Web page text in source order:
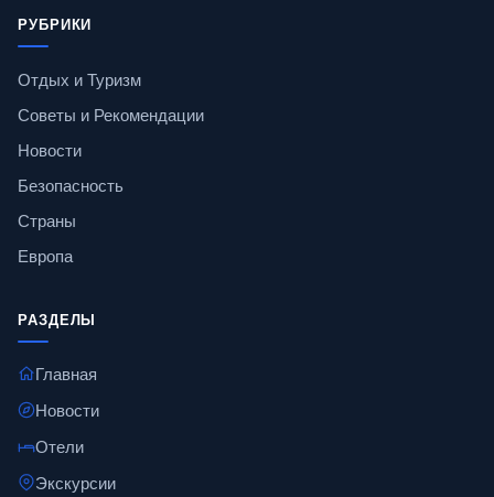
РУБРИКИ
Отдых и Туризм
Советы и Рекомендации
Новости
Безопасность
Страны
Европа
РАЗДЕЛЫ
Главная
Новости
Отели
Экскурсии